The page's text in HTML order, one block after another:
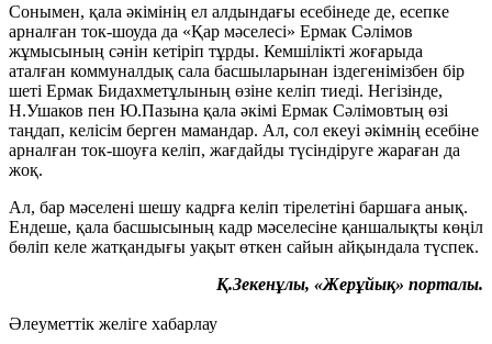
Сонымен, қала әкімінің ел алдындағы есебінеде де, есепке
арналған ток-шоуда да «Қар мәселесі» Ермак Сәлімов
жұмысының сәнін кетіріп тұрды. Кемшілікті жоғарыда
аталған коммуналдық сала басшыларынан іздегенімізбен бір
шеті Ермак Бидахметұлының өзіне келіп тиеді. Негізінде,
Н.Ушаков пен Ю.Пазына қала әкімі Ермак Сәлімовтың өзі
таңдап, келісім берген мамандар. Ал, сол екеуі әкімнің есебіне
арналған ток-шоуға келіп, жағдайды түсіндіруге жараған да
жоқ.
Ал, бар мәселені шешу кадрға келіп тірелетіні баршаға анық.
Ендеше, қала басшысының кадр мәселесіне қаншалықты көңіл
бөліп келе жатқандығы уақыт өткен сайын айқындала түспек.
Қ.Зекенұлы, «Жерұйық» порталы.
Әлеуметтік желіге хабарлау